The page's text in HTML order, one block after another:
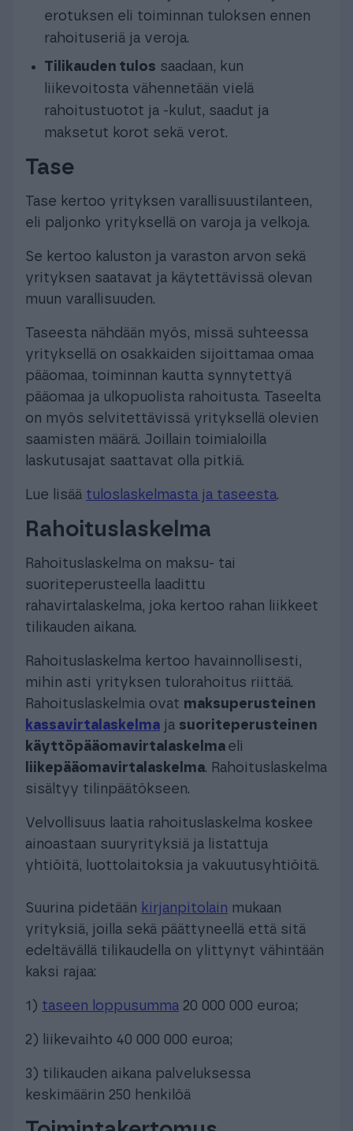
erotuksen eli toiminnan tuloksen ennen
rahoituseriä ja veroja.
Tilikauden tulos saadaan, kun
liikevoitosta vähennetään vielä
rahoitustuotot ja -kulut, saadut ja
maksetut korot sekä verot.
Tase
Tase kertoo yrityksen varallisuustilanteen,
eli paljonko yrityksellä on varoja ja velkoja.
Se kertoo kaluston ja varaston arvon sekä
yrityksen saatavat ja käytettävissä olevan
muun varallisuuden.
Taseesta nähdään myös, missä suhteessa
yrityksellä on osakkaiden sijoittamaa omaa
pääomaa, toiminnan kautta synnytettyä
pääomaa ja ulkopuolista rahoitusta. Taseelta
on myös selvitettävissä yrityksellä olevien
saamisten määrä. Joillain toimialoilla
laskutusajat saattavat olla pitkiä.
Lue lisää tuloslaskelmasta ja taseesta.
Rahoituslaskelma
Rahoituslaskelma on maksu- tai
suoriteperusteella laadittu
rahavirtalaskelma, joka kertoo rahan liikkeet
tilikauden aikana.
Rahoituslaskelma kertoo havainnollisesti,
mihin asti yrityksen tulorahoitus riittää.
Rahoituslaskelmia ovat maksuperusteinen
kassavirtalaskelma ja suoriteperusteinen
käyttöpääomavirtalaskelma eli
liikepääomavirtalaskelma. Rahoituslaskelma
sisältyy tilinpäätökseen.
Velvollisuus laatia rahoituslaskelma koskee
ainoastaan suuryrityksiä ja listattuja
yhtiöitä, luottolaitoksia ja vakuutusyhtiöitä.
Suurina pidetään kirjanpitolain mukaan
yrityksiä, joilla sekä päättyneellä että sitä
edeltävällä tilikaudella on ylittynyt vähintään
kaksi rajaa:
1) taseen loppusumma 20 000 000 euroa;
2) liikevaihto 40 000 000 euroa;
3) tilikauden aikana palveluksessa
keskimäärin 250 henkilöä